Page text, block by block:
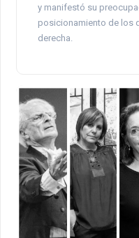
y manifestó su
posicionamiento de los
derecha.